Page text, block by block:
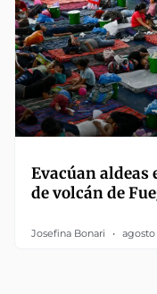
Evacúan aldeas
de volcán de
Josefina Bonari agosto